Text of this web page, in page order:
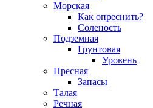
Морская
Как опреснить?
Соленость
Подземная
Грунтовая
Уровень
Пресная
Запасы
Талая
Речная